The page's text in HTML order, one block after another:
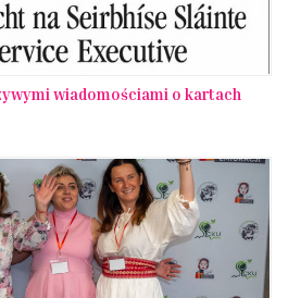
wiadomościami o kartach